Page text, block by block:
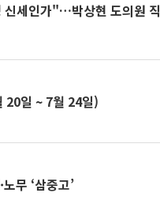
신세인가"…박상현 도의원 직
20일 ~ 7월 24일)
무 ‘삼중고’